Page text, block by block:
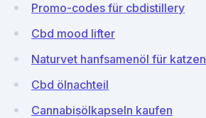
Promo-codes für cbdistillery
Cbd mood lifter
Naturvet hanfsamenöl für katzen
Cbd ölnachteil
Cannabisölkapseln kaufen